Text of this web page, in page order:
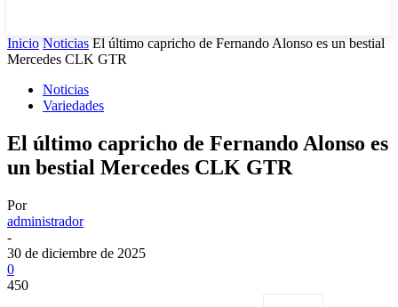
Inicio Noticias El último capricho de Fernando Alonso es un bestial
Mercedes CLK GTR
Noticias
Variedades
El último capricho de Fernando Alonso es
un bestial Mercedes CLK GTR
Por
administrador
-
30 de diciembre de 2025
0
450